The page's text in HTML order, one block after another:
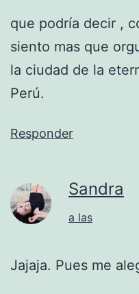
que podría decir ,
siento mas que
la ciudad de la
Perú.
Responder
Sandra
a las
Jajaja. Pues me